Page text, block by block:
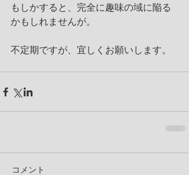
もしかすると、完全に趣味の域に陥る
かもしれませんが。
不定期ですが、宜しくお願いします。
コメント